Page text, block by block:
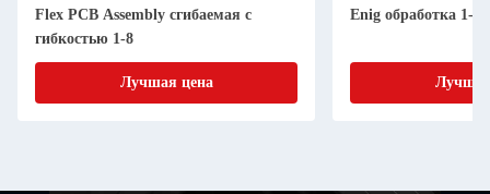
Flex PCB Assembly сгибаемая с
гибкостью 1-8
Лучшая цена
Enig обработка 1-